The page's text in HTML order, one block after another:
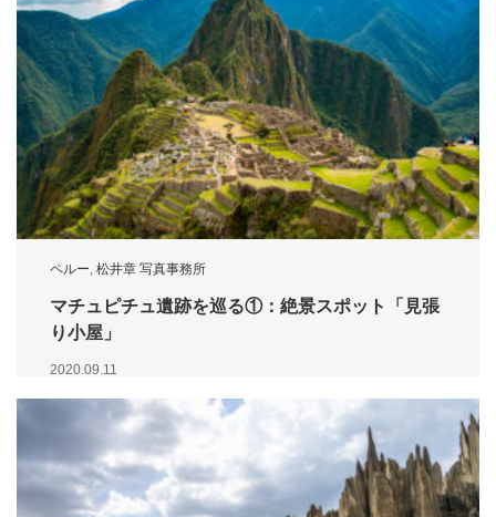
ペルー, 松井章 写真事務所
マチュピチュ遺跡を巡る①：絶景スポット「見張
り小屋」
2020.09.11